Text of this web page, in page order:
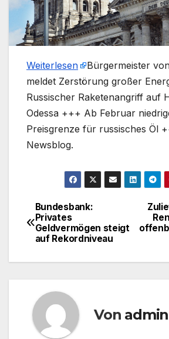
Weiterlesen
​Bürgermeister
meldet Zerstörung großer
Russischer Raketenangriff auf
Odessa +++ Ab Februar
Preisgrenze für russisches Öl
Newsblog.
Bundesbank:
Privates
Geldvermögen steigt
auf Rekordniveau
Von admin